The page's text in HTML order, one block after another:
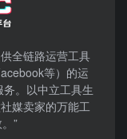
全链路运营工具
等）​的运
。以中立工具生
媒卖家的万能工
”